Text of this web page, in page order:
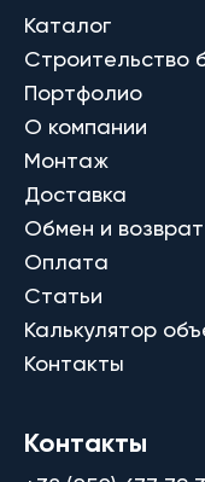
Каталог
Строительство
Портфолио
О компании
Монтаж
Доставка
Обмен и возврат
Оплата
Статьи
Калькулятор
Контакты
Контакты